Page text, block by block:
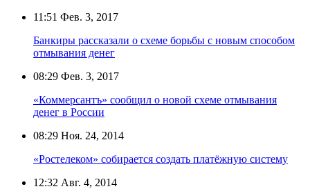
11:51 Фев. 3, 2017
Банкиры рассказали о схеме борьбы с новым способом
отмывания денег
08:29 Фев. 3, 2017
«Коммерсантъ» сообщил о новой схеме отмывания
денег в России
08:29 Ноя. 24, 2014
«Ростелеком» собирается создать платёжную систему
12:32 Авг. 4, 2014